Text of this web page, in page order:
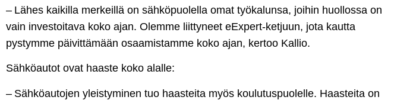
– Lähes kaikilla merkeillä on sähköpuolella omat työkalunsa, joihin huollossa on
vain investoitava koko ajan. Olemme liittyneet eExpert-ketjuun, jota kautta
pystymme päivittämään osaamistamme koko ajan, kertoo Kallio.
Sähköautot ovat haaste koko alalle:
– Sähköautojen yleistyminen tuo haasteita myös koulutuspuolelle. Haasteita on